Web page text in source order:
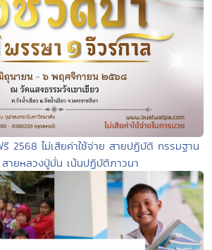
2568 ไม่เสียค่าใช้จ่าย สายปฏิบัติ กรรมฐาน
ายหลวงปู่มั่น เน้นปฏิบัติภาวนา